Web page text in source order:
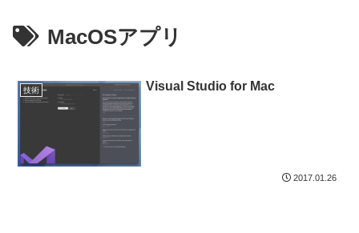
MacOSアプリ
技術 Visual Studio for Mac
2017.01.26